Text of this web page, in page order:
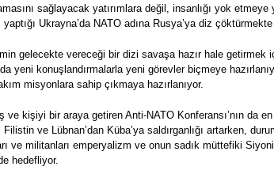
sağlayacak yatırımlara değil, insanlığı yok etmeye
Ukrayna’da NATO adına Rusya’ya diz çöktürmekte
gelecekte vereceği bir dizi savaşa hazır hale getirmek
yeni konuşlandırmalarla yeni görevler biçmeye
misyonlara sahip çıkmaya hazırlanıyor.
kişiyi bir araya getiren Anti-NATO Konferansı’nın da
ve Lübnan’dan Küba’ya saldırganlığı artarken,
ve militanları emperyalizm ve onun sadık müttefiki
hedefliyor.